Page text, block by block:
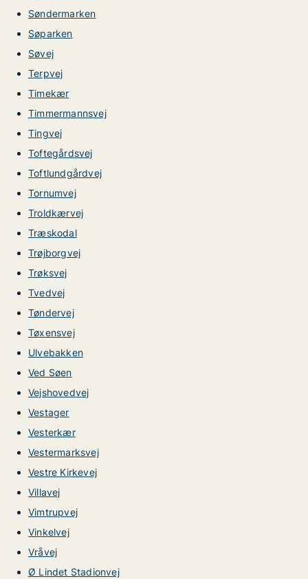
Søndermarken
Søparken
Søvej
Terpvej
Timekær
Timmermannsvej
Tingvej
Toftegårdsvej
Toftlundgårdvej
Tornumvej
Troldkærvej
Træskodal
Trøjborgvej
Trøksvej
Tvedvej
Tøndervej
Tøxensvej
Ulvebakken
Ved Søen
Vejshovedvej
Vestager
Vesterkær
Vestermarksvej
Vestre Kirkevej
Villavej
Vimtrupvej
Vinkelvej
Vråvej
Ø Lindet Stadionvej